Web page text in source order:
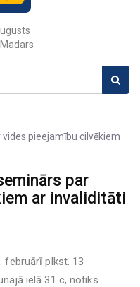
par
ar invaliditāti
februārī plkst. 13
ielā 31 c, notiks